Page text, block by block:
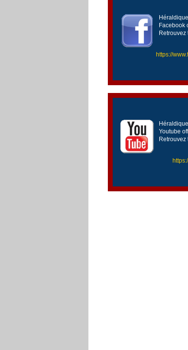
Facebook
https://
Youtube